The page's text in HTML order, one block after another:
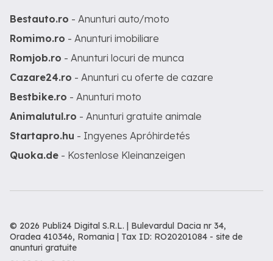
Bestauto.ro - Anunturi auto/moto
Romimo.ro - Anunturi imobiliare
Romjob.ro - Anunturi locuri de munca
Cazare24.ro - Anunturi cu oferte de cazare
Bestbike.ro - Anunturi moto
Animalutul.ro - Anunturi gratuite animale
Startapro.hu - Ingyenes Apróhirdetés
Quoka.de - Kostenlose Kleinanzeigen
© 2026 Publi24 Digital S.R.L. | Bulevardul Dacia nr 34,
Oradea 410346, Romania | Tax ID: RO20201084 - site de
anunturi gratuite